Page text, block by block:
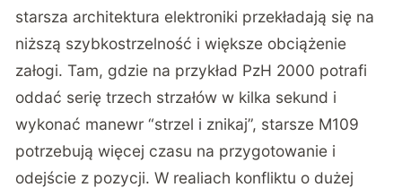
starsza architektura elektroniki przekładają się na
niższą szybkostrzelność i większe obciążenie
załogi. Tam, gdzie na przykład PzH 2000 potrafi
oddać serię trzech strzałów w kilka sekund i
wykonać manewr “strzel i znikaj”, starsze M109
potrzebują więcej czasu na przygotowanie i
odejście z pozycji. W realiach konfliktu o dużej